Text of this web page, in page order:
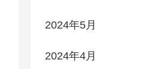
2024年5月
2024年4月